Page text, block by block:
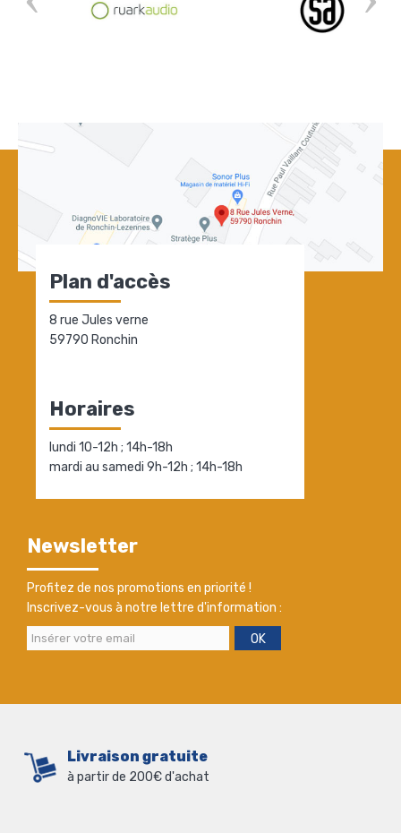
Plan d'accès
8 rue Jules verne
59790 Ronchin
Horaires
lundi 10-12h ; 14h-18h
mardi au samedi 9h-12h ; 14h-18h
Newsletter
Profitez de nos promotions en priorité !
Inscrivez-vous à notre lettre d'information :
OK
Livraison gratuite
à partir de 200€ d'achat